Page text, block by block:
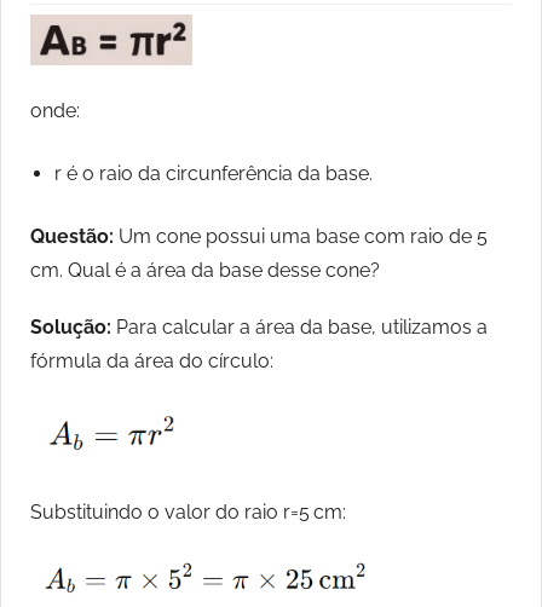
onde:
r é o raio da circunferência da base.
Questão: Um cone possui uma base com raio de 5
cm. Qual é a área da base desse cone?
Solução: Para calcular a área da base, utilizamos a
fórmula da área do círculo:
Substituindo o valor do raio r=5 cm: